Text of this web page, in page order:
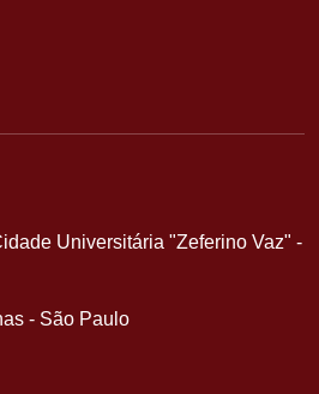
Universitária "Zeferino Vaz" -
- São Paulo